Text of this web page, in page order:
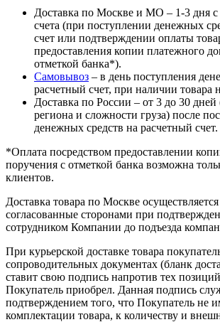
Доставка по Москве и МО – 1-3 дня
счета (при поступлении денежных
счет или подтверждении оплаты
предоставления копии платежного
отметкой банка*).
Самовывоз – в день поступления
расчетный счет, при наличии товара
Доставка по России – от 3 до 30 дней
региона и сложности груза) после
денежных средств на расчетный счет.
*Оплата посредством предоставлении
поручения с отметкой банка возможна
клиентов.
Доставка товара по Москве
согласованные сторонами при
сотрудником Компании до подъезда
При курьерской доставке товара
сопроводительных документах (бланк
ставит свою подпись напротив тех
Покупатель приобрел. Данная подпись
подтверждением того, что Покупатель не
комплектации товара, к количеству и